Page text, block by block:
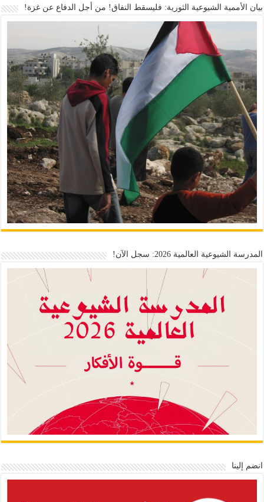
بيان الأممية الشيوعية الثورية: فليسقط النفاق! من أجل الدفاع عن غزة!
المدرسة الشيوعية العالمية 2026: سجل الآن!
انضم إلينا